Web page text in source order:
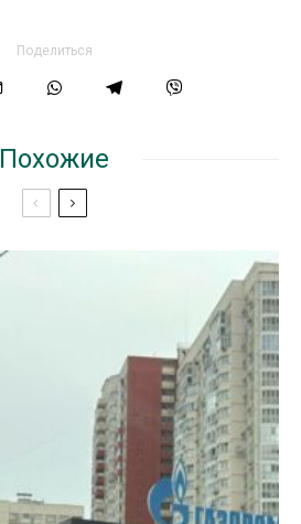
Поделиться
Похожие